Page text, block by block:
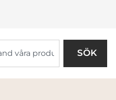
SÖK